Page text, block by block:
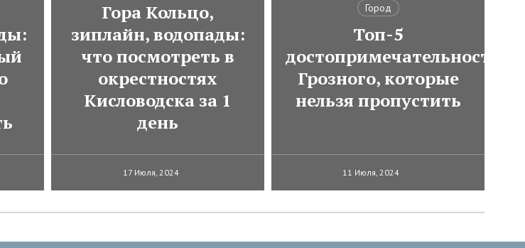
Гора Кольцо,
зиплайн, водопады:
что посмотреть в
окрестностях
Кисловодска за 1
день
17 Июля, 2024
Город
Топ-5
достопримечательностей
Грозного, которые
нельзя пропустить
11 Июля, 2024